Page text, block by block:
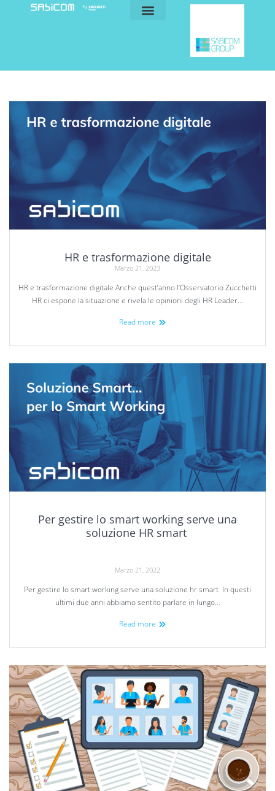
HR e trasformazione digitale
Marzo 21, 2023
HR e trasformazione digitale Anche quest’anno l’Osservatorio Zucchetti
HR ci espone la situazione e rivela le opinioni degli HR Leader…
Read more
Per gestire lo smart working serve una
soluzione HR smart
Marzo 21, 2022
Per gestire lo smart working serve una soluzione hr smart In questi
ultimi due anni abbiamo sentito parlare in lungo…
Read more